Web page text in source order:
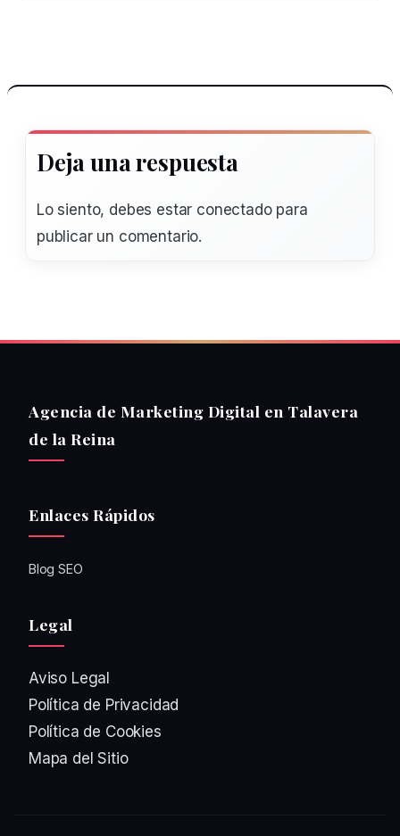
Deja una respuesta
Lo siento, debes estar conectadopara
publicar un comentario.
Agencia de Marketing Digital en Talavera
de la Reina
Enlaces Rápidos
Blog SEO
Legal
Aviso Legal
Política de Privacidad
Política de Cookies
Mapa del Sitio